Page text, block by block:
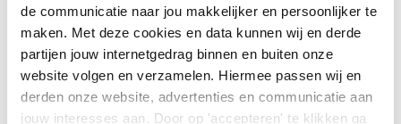
de communicatie naar jou makkelijker en persoonlijker te
maken. Met deze cookies en data kunnen wij en derde
partijen jouw internetgedrag binnen en buiten onze
website volgen en verzamelen. Hiermee passen wij en
derden onze website, advertenties en communicatie aan
jouw interesses aan. Door op 'accepteren' te klikken ga